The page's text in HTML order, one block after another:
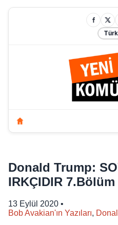
Donald Trump:
IRKÇIDIR 7.Bölüm
13 Eylül 2020 •
Bob Avakian'ın Yazıları,